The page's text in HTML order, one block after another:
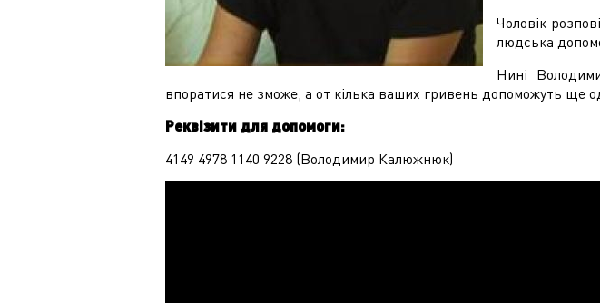
Чоловік
людська
Нині
впоратися не зможе, а от кілька ваших гривень допоможуть ще
Реквізити для допомоги:
4149 4978 1140 9228 (Володимир Калюжнюк)